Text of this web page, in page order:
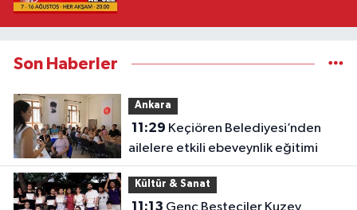
Son Haberler
Ankara
11:29
ailelere etkili ebeveynlik eğitimi
Kültür & Sanat
11:13